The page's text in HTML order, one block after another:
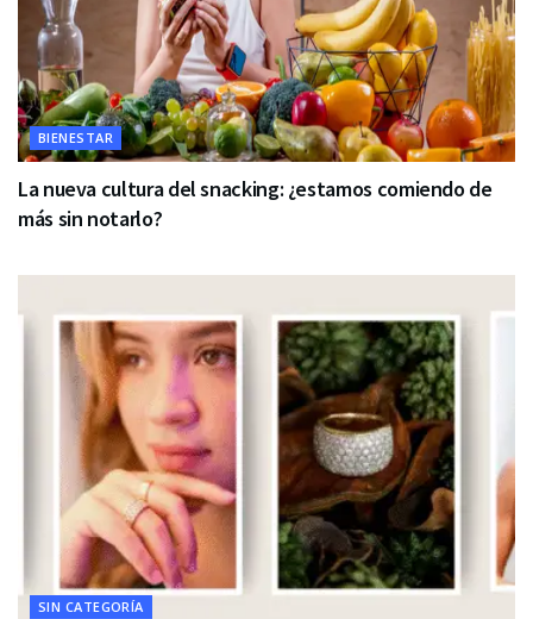
BIENESTAR
La nueva cultura del snacking: ¿estamos comiendo de
más sin notarlo?
SIN CATEGORÍA